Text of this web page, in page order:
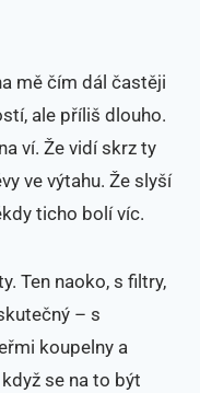
mě čím dál častěji
ale příliš dlouho.
ví. Že vidí skrz ty
ve výtahu. Že slyší
ticho bolí víc.
Ten naoko, s filtry,
– s
koupelny a
se na to být